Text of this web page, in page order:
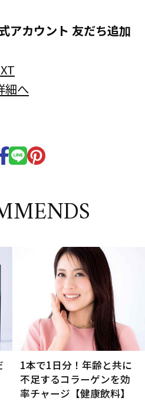
アカウント 友だち追加
細へ
1本で1日分！年齢と共に
不足するコラーゲンを効
率チャージ【健康飲料】